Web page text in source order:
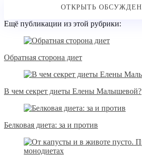
Ещё публикации из этой рубрики:
Обратная сторона диет
В чем секрет диеты Елены Малышевой?
Белковая диета: за и против